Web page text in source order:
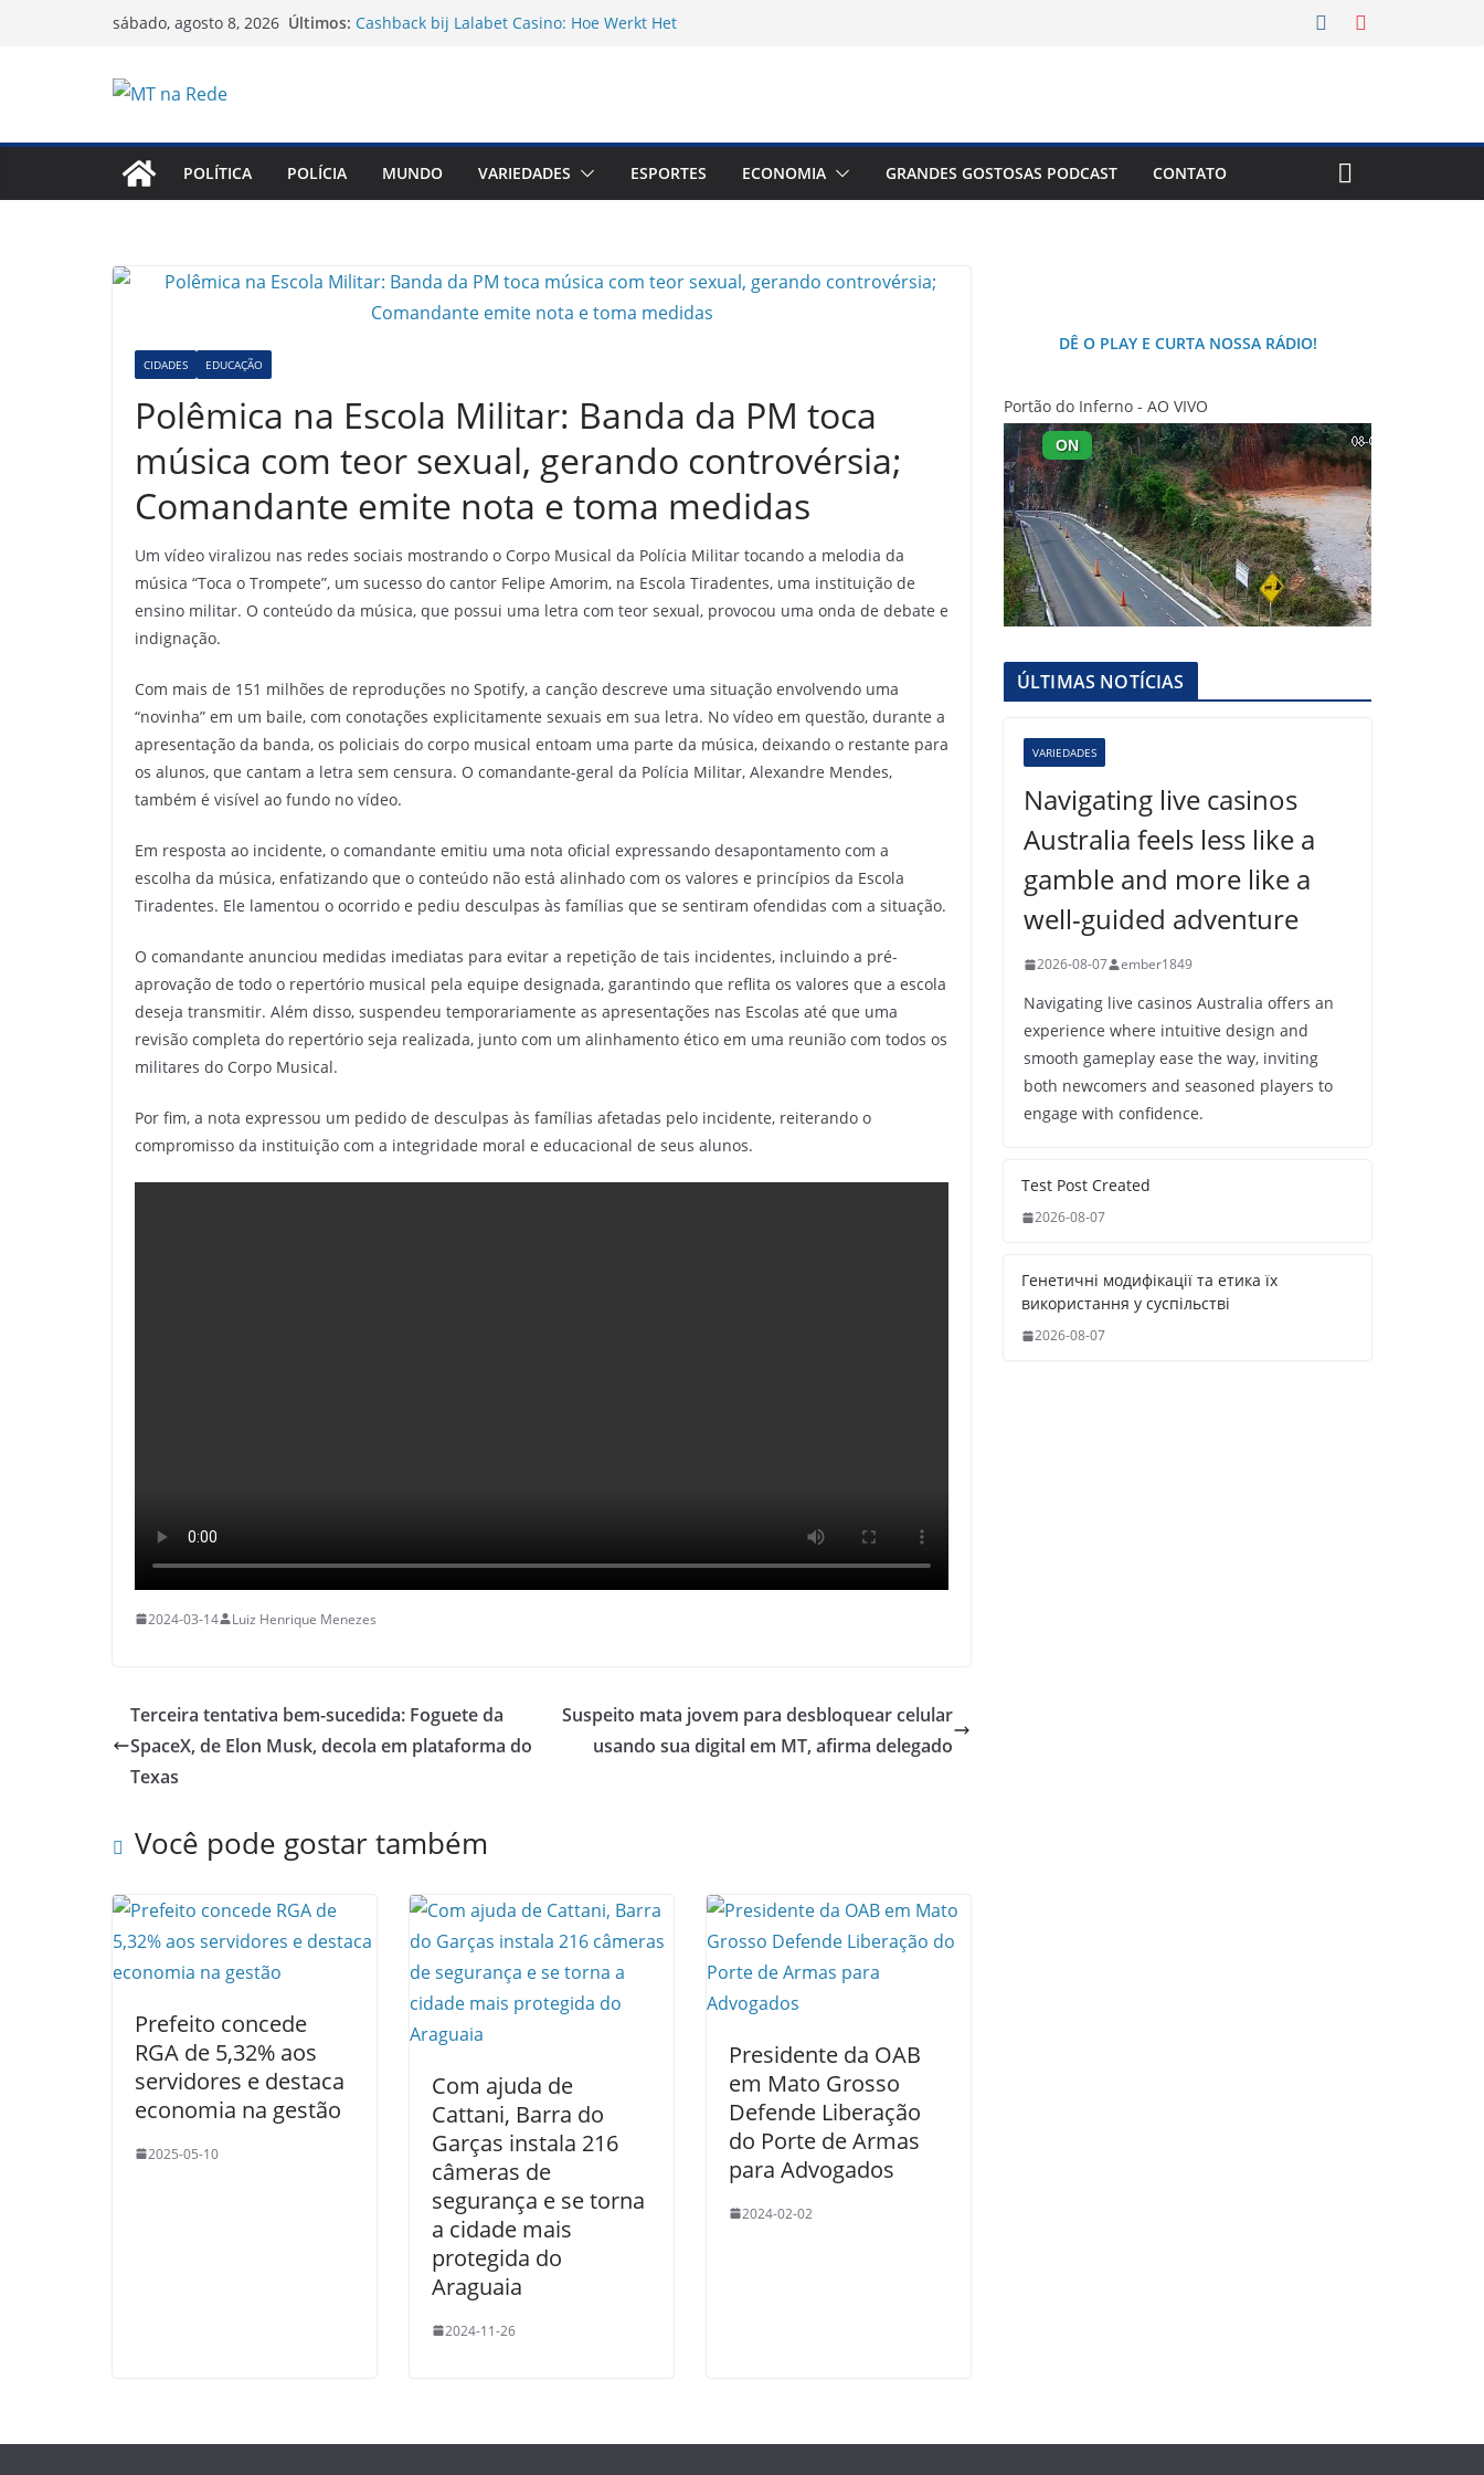
sábado, agosto 8, 2026 Últimos: Cashback bij Lalabet Casino: Hoe Werkt Het
успіх
POLÍTICA POLÍCIA MUNDO VARIEDADES ESPORTES ECONOMIA GRANDES GOSTOSAS PODCAST CONTATO
CIDADES EDUCAÇÃO
Polêmica na Escola Militar: Banda da PM toca
música com teor sexual, gerando controvérsia;
Comandante emite nota e toma medidas
Um vídeo viralizou nas redes sociais mostrando o Corpo Musical da Polícia Militar tocando a melodia da
música “Toca o Trompete”, um sucesso do cantor Felipe Amorim, na Escola Tiradentes, uma instituição de
ensino militar. O conteúdo da música, que possui uma letra com teor sexual, provocou uma onda de debate e
indignação.
Com mais de 151 milhões de reproduções no Spotify, a canção descreve uma situação envolvendo uma
“novinha” em um baile, com conotações explicitamente sexuais em sua letra. No vídeo em questão, durante a
apresentação da banda, os policiais do corpo musical entoam uma parte da música, deixando o restante para
os alunos, que cantam a letra sem censura. O comandante-geral da Polícia Militar, Alexandre Mendes,
também é visível ao fundo no vídeo.
Em resposta ao incidente, o comandante emitiu uma nota oficial expressando desapontamento com a
escolha da música, enfatizando que o conteúdo não está alinhado com os valores e princípios da Escola
Tiradentes. Ele lamentou o ocorrido e pediu desculpas às famílias que se sentiram ofendidas com a situação.
O comandante anunciou medidas imediatas para evitar a repetição de tais incidentes, incluindo a pré-
aprovação de todo o repertório musical pela equipe designada, garantindo que reflita os valores que a escola
deseja transmitir. Além disso, suspendeu temporariamente as apresentações nas Escolas até que uma
revisão completa do repertório seja realizada, junto com um alinhamento ético em uma reunião com todos os
militares do Corpo Musical.
Por fim, a nota expressou um pedido de desculpas às famílias afetadas pelo incidente, reiterando o
compromisso da instituição com a integridade moral e educacional de seus alunos.
2024-03-14 Luiz Henrique Menezes
Terceira tentativa bem-sucedida: Foguete da
SpaceX, de Elon Musk, decola em plataforma do
Texas
Suspeito mata jovem para desbloquear celular
usando sua digital em MT, afirma delegado
Você pode gostar também
Prefeito concede
RGA de 5,32% aos
servidores e destaca
economia na gestão
2025-05-10
Com ajuda de
Cattani, Barra do
Garças instala 216
câmeras de
segurança e se torna
a cidade mais
protegida do
Araguaia
2024-11-26
Presidente da OAB
em Mato Grosso
Defende Liberação
do Porte de Armas
para Advogados
2024-02-02
DÊ O PLAY E CURTA NOSSA RÁDIO!
Portão do Inferno - AO VIVO
ÚLTIMAS NOTÍCIAS
VARIEDADES
Navigating live casinos
Australia feels less like a
gamble and more like a
well-guided adventure
2026-08-07 ember1849
Navigating live casinos Australia offers an
experience where intuitive design and
smooth gameplay ease the way, inviting
both newcomers and seasoned players to
engage with confidence.
Test Post Created
2026-08-07
Генетичні модифікації та етика їх
використання у суспільстві
2026-08-07